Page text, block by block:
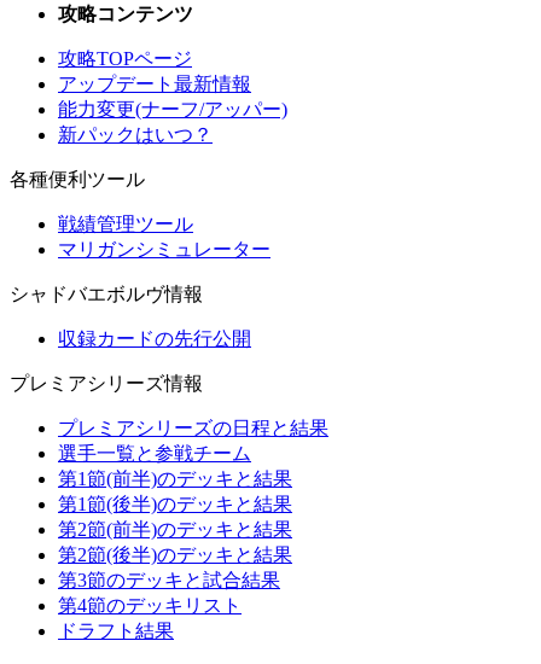
攻略コンテンツ
攻略TOPページ
アップデート最新情報
能力変更(ナーフ/アッパー)
新パックはいつ？
各種便利ツール
戦績管理ツール
マリガンシミュレーター
シャドバエボルヴ情報
収録カードの先行公開
プレミアシリーズ情報
プレミアシリーズの日程と結果
選手一覧と参戦チーム
第1節(前半)のデッキと結果
第1節(後半)のデッキと結果
第2節(前半)のデッキと結果
第2節(後半)のデッキと結果
第3節のデッキと試合結果
第4節のデッキリスト
ドラフト結果